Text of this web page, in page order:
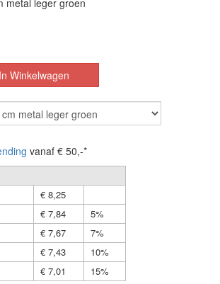
metal leger groen
vanaf € 50,-*
€ 8,25
€ 7,84
5%
€ 7,67
7%
€ 7,43
10%
€ 7,01 15%